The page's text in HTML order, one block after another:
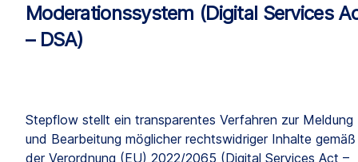
Moderationssystem (Digital Services
– DSA)
Stepflow stellt ein transparentes Verfahren zur Meldung
und Bearbeitung möglicher rechtswidriger Inhalte gemäß
der Verordnung (EU) 2022/2065 (Digital Services Act –